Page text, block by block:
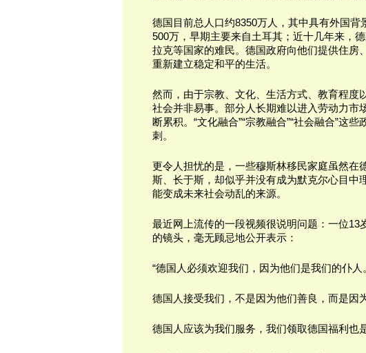
德国目前总人口约8350万人，其中具有外国
500万，早期主要来自土耳其；近十几年来，
拉克等国家的难民。德国政府向他们提供住房
重新建立稳定和平的生活。
然而，由于宗教、文化、生活方式、教育程度
社会并非易事。部分人长期难以进入劳动力市
断累积。“文化融合”“宗教融合”“社会融合”这
刺。
更令人担忧的是，一些穆斯林移民家庭虽然在
斯、长于斯，却似乎并没有成为默克尔心目中
能变成未来社会动乱的来源。
最近网上流传的一段视频很说明问题：一位
的镜头，毫无顾忌地公开表示：
“德国人必须欢迎我们，因为他们是我们的仆人
德国人接受我们，不是因为他们善良，而是因
德国人应该为我们服务，我们领取德国福利也